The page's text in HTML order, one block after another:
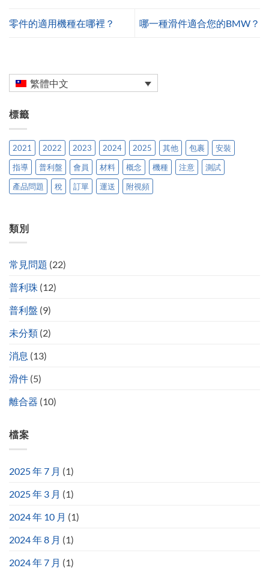
零件的適用機種在哪裡？ 哪一種滑件適合您的BMW？
繁體中文
標籤
2021 2022 2023 2024 2025 其他 包裹
安裝
指導
普利盤 會員 材料 概念 機種 注意
測試
產品問題
稅 訂單 運送 附視頻
類別
常見問題 (22)
普利珠 (12)
普利盤 (9)
未分類 (2)
消息 (13)
滑件 (5)
離合器 (10)
檔案
2025 年 7 月 (1)
2025 年 3 月 (1)
2024 年 10 月 (1)
2024 年 8 月 (1)
2024 年 7 月 (1)